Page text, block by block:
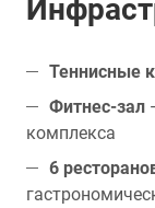
Теннисные
Фитнес-зал
комплекса
6